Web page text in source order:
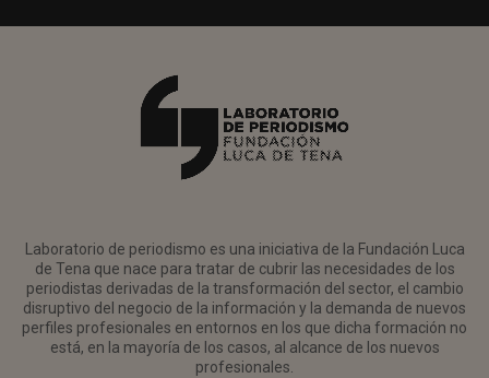
Laboratorio de periodismo es una iniciativa de la Fundación Luca
de Tena que nace para tratar de cubrir las necesidades de los
periodistas derivadas de la transformación del sector, el cambio
disruptivo del negocio de la información y la demanda de nuevos
perfiles profesionales en entornos en los que dicha formación no
está, en la mayoría de los casos, al alcance de los nuevos
profesionales.